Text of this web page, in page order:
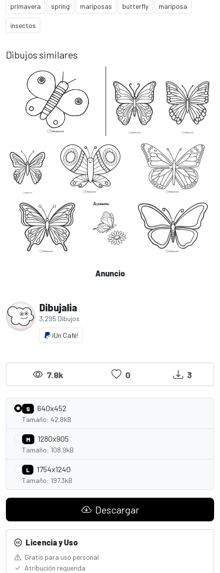
primavera spring mariposas butterfly mariposa
insectos
Dibujos similares
Anuncio
Dibujalia
3,295 Dibujos
¡Un Café!
7.8k 0 3
S 640x452
Tamaño: 42.8kB
M 1280x905
Tamaño: 108.9kB
L 1754x1240
Tamaño: 197.3kB
Descargar
Licencia y Uso
Gratis para uso personal
Atribución requerida